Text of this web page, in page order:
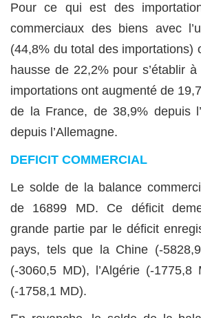
Pour ce qui est des
commerciaux des biens avec
(44,8% du total des importations)
hausse de 22,2% pour s’établir
importations ont augmenté de
de la France, de 38,9% depuis
depuis l’Allemagne.
DEFICIT COMMERCIAL
Le solde de la balance
de 16899 MD. Ce déficit
grande partie par le déficit
pays, tels que la Chine (-
(-3060,5 MD), l’Algérie (-
(-1758,1 MD).